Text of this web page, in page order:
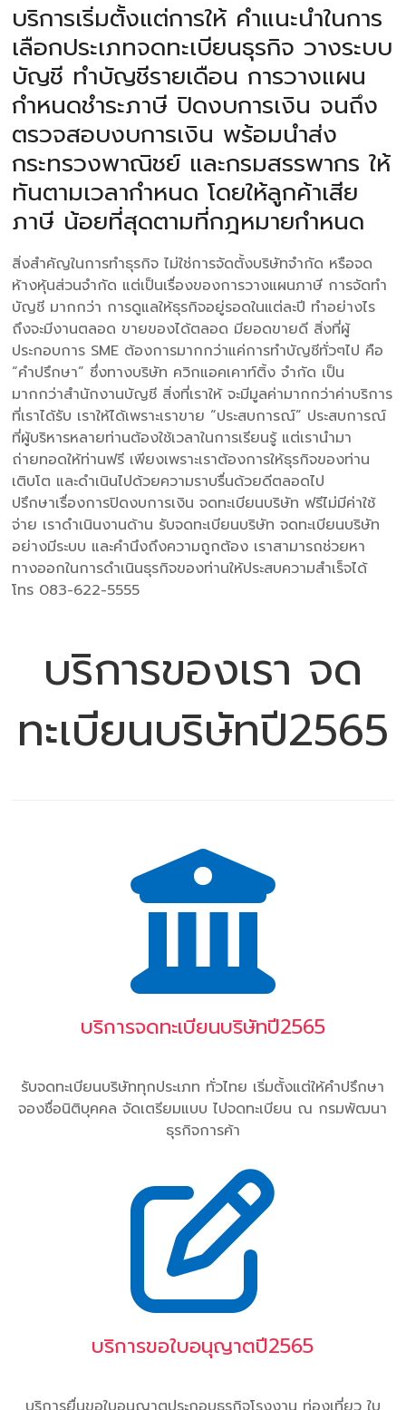
บริการเริ่มตั้งแต่การให้ คำแนะนำในการ
เลือกประเภทจดทะเบียนธุรกิจ วางระบบ
บัญชี ทำบัญชีรายเดือน การวางแผน
กำหนดชำระภาษี ปิดงบการเงิน จนถึง
ตรวจสอบงบการเงิน พร้อมนำส่ง
กระทรวงพาณิชย์ และกรมสรรพากร ให้
ทันตามเวลากำหนด โดยให้ลูกค้าเสีย
ภาษี น้อยที่สุดตามที่กฎหมายกำหนด
สิ่งสำคัญในการทำธุรกิจ ไม่ใช่การจัดตั้งบริษัทจำกัด หรือจด
ห้างหุ้นส่วนจำกัด แต่เป็นเรื่องของการวางแผนภาษี การจัดทำ
บัญชี มากกว่า การดูแลให้ธุรกิจอยู่รอดในแต่ละปี ทำอย่างไร
ถึงจะมีงานตลอด ขายของได้ตลอด มียอดขายดี สิ่งที่ผู้
ประกอบการ SME ต้องการมากกว่าแค่การทำบัญชีทั่วๆไป คือ
“คำปรึกษา” ซึ่งทางบริษัท ควิกแอคเคาท์ติ้ง จำกัด เป็น
มากกว่าสำนักงานบัญชี สิ่งที่เราให้ จะมีมูลค่ามากกว่าค่าบริการ
ที่เราได้รับ เราให้ได้เพราะเราขาย “ประสบการณ์” ประสบการณ์
ที่ผู้บริหารหลายท่านต้องใช้เวลาในการเรียนรู้ แต่เรานำมา
ถ่ายทอดให้ท่านฟรี เพียงเพราะเราต้องการให้ธุรกิจของท่าน
เติบโต และดำเนินไปด้วยความราบรื่นด้วยดีตลอดไป
ปรึกษาเรื่องการปิดงบการเงิน จดทะเบียนบริษัท ฟรีไม่มีค่าใช้
จ่าย เราดำเนินงานด้าน รับจดทะเบียนบริษัท จดทะเบียนบริษัท
อย่างมีระบบ และคำนึงถึงความถูกต้อง เราสามารถช่วยหา
ทางออกในการดำเนินธุรกิจของท่านให้ประสบความสำเร็จได้
โทร 083-622-5555
บริการของเรา จด
ทะเบียนบริษัทปี2565
บริการจดทะเบียนบริษัทปี2565
รับจดทะเบียนบริษัททุกประเภท ทั่วไทย เริ่มตั้งแต่ให้คำปรึกษา
จองชื่อนิติบุคคล จัดเตรียมแบบ ไปจดทะเบียน ณ กรมพัฒนา
ธุรกิจการค้า
บริการขอใบอนุญาตปี2565